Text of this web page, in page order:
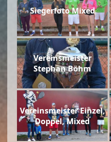
Siegerfoto Mixed
Vereinsmeister
Stephan Böhm
Vereinsmeister Einzel,
Doppel, Mixed